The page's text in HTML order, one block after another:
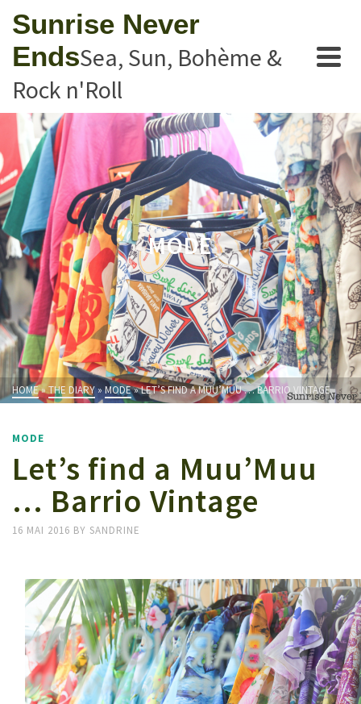
Sunrise Never
EndsSea, Sun, Bohème &
Rock n'Roll
MODE
HOME»THE DIARY»MODE»LET’S FIND A MUU’MUU … BARRIO VINTAGE
MODE
Let’s find a Muu’Muu
… Barrio Vintage
16 MAI 2016 BY SANDRINE